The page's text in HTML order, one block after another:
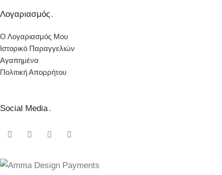
Λογαριασμός.
Ο Λογαριασμός Μου
Ιστορικό Παραγγελιών
Αγαπημένα
Πολιτική Απορρήτου
Social Media.